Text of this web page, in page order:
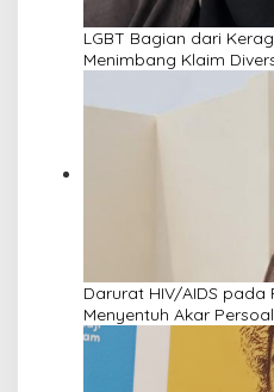
LGBT Bagian dari
Menimbang Klaim
Darurat HIV/AIDS pada
Menyentuh Akar